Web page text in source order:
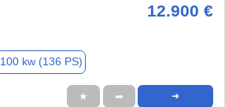
12.900 €
100 kw (136 PS)
★ ➦ ➜